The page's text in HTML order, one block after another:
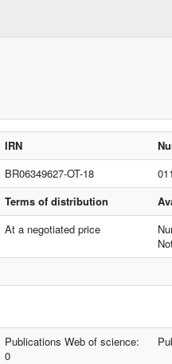
IRN
BR06349627-OT-18
Terms of distribution
At a negotiated price
Publications Web of science:
0